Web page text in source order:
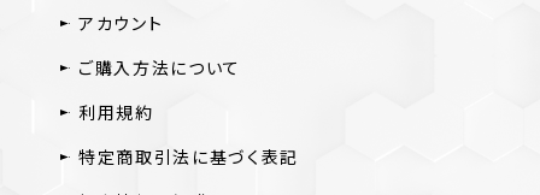
アカウント
ご購入方法について
利用規約
特定商取引法に基づく表記